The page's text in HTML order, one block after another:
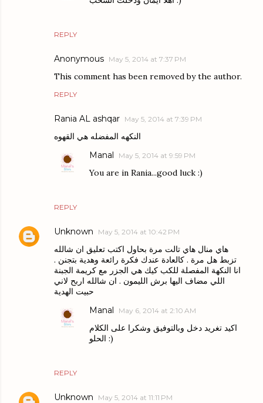
REPLY
Anonymous May 5, 2014 at 7:37 PM
This comment has been removed by the author.
REPLY
Rania AL ashqar May 5, 2014 at 7:39 PM
النكهه المفضله هي القهوه
REPLY
Manal May 5, 2014 at 9:59 PM
You are in Rania...good luck :)
Unknown May 5, 2014 at 10:42 PM
هاي منال هاي تالت مرة بحاول اكتب تعليق ان شالله
تزبط هل مرة . كالعادة عندك فكرة رائعة وهدية بتجنن .
انا النكهة المفصلة للكب كيك هي الجزر مع كريمة الجبنة
اللي مضاف اليها برش الليمون . ان شالله اربح لاني
حبيت الهدية
REPLY
Manal May 6, 2014 at 2:10 AM
اكيد تغريد دخل وبالتوفيق وشكرا على الكلام
الحلو :)
Unknown May 5, 2014 at 11:11 PM